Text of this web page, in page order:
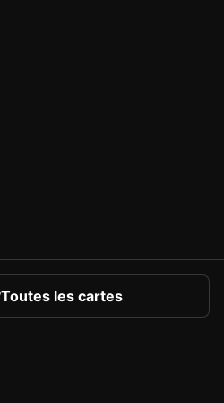
Toutes les cartes